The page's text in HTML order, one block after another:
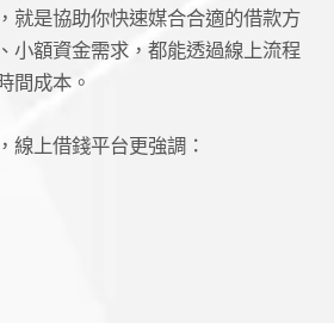
就是協助你快速媒合合適的借款方
小額資金需求，都能透過線上流程
間成本。
線上借錢平台更強調：